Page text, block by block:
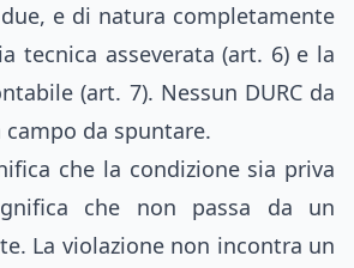
e di natura completamente
tecnica asseverata (art. 6) e la
(art. 7). Nessun DURC da
campo da spuntare.
che la condizione sia priva
che non passa da un
La violazione non incontra un